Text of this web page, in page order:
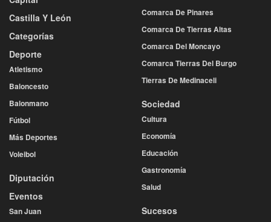
Castilla Y León
Categorías
Deporte
Atletismo
Baloncesto
Balonmano
Fútbol
Más Deportes
Voleibol
Diputación
Eventos
San Juan
Comarca De Pinares
Comarca De Tierras Altas
Comarca Del Moncayo
Comarca Tierras Del Burgo
Tierras De Medinaceli
Sociedad
Cultura
Economía
Educación
Gastronomía
Salud
Sucesos